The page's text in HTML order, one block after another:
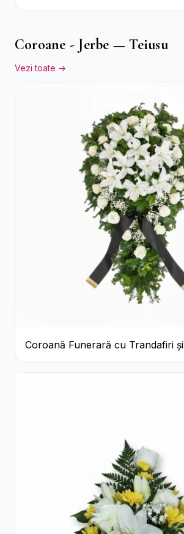
Lisianthus Alb
Coroane - Jerbe — Teiusu
Vezi toate →
Coroană Funerară cu Trandafiri și
Crini